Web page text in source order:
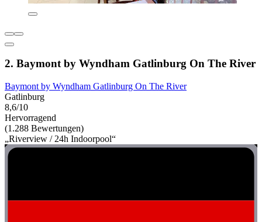
2. Baymont by Wyndham Gatlinburg On The River
Baymont by Wyndham Gatlinburg On The River
Gatlinburg
8,6/10
Hervorragend
(1.288 Bewertungen)
„Riverview / 24h Indoorpool“